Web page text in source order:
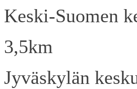
Keski-Suomen
3,5km
Jyväskylän